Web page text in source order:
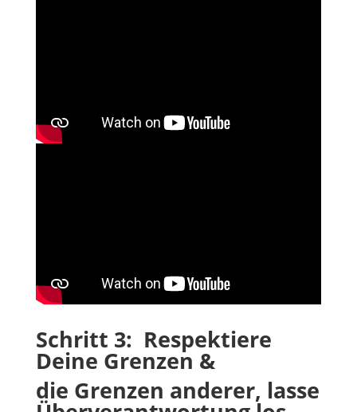
Schritt 3: Respektiere
Deine Grenzen &
die Grenzen anderer, lasse